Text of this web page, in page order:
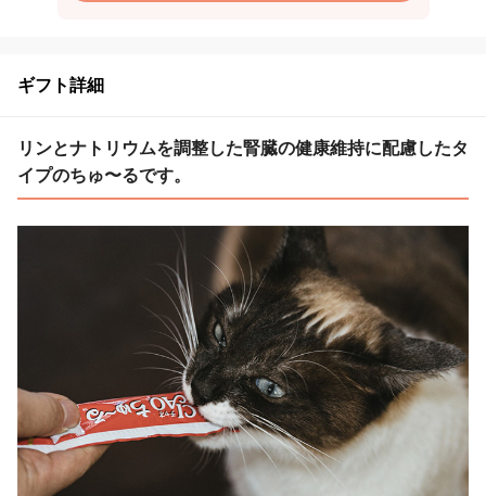
ギフト詳細
リンとナトリウムを調整した腎臓の健康維持に配慮したタ
イプのちゅ〜るです。